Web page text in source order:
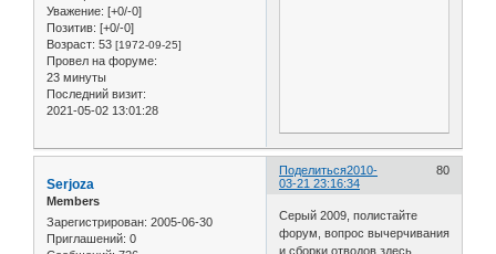
Уважение: [+0/-0]
Позитив: [+0/-0]
Возраст: 53 [1972-09-25]
Провел на форуме:
23 минуты
Последний визит:
2021-05-02 13:01:28
Поделиться 80
2010-
03-21 23:16:34
Serjoza
Members
Зарегистрирован: 2005-06-30
Приглашений: 0
Серый 2009, полистайте
форум, вопрос вычерчивания
и сборки отводов здесь